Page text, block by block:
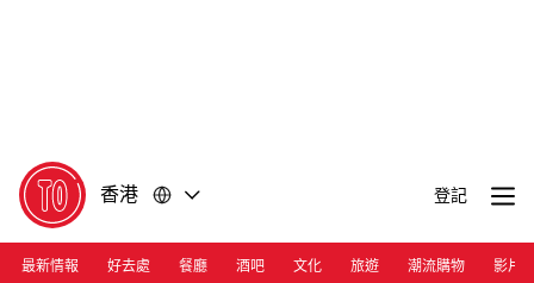
香港 登記
最新情報 好去處 餐廳 酒吧 文化 旅遊 潮流購物 影片